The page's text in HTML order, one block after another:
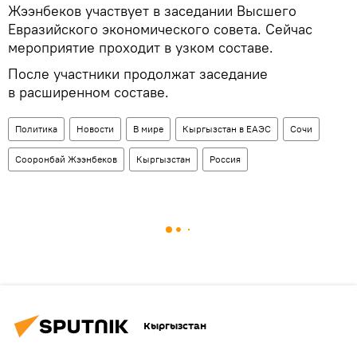
Жээнбеков участвует в заседании Высшего
Евразийского экономического совета. Сейчас
мероприятие проходит в узком составе.
После участники продолжат заседание
в расширенном составе.
Политика Новости В мире Кыргызстан в ЕАЭС Сочи
Сооронбай Жээнбеков Кыргызстан Россия
Кыргызстан